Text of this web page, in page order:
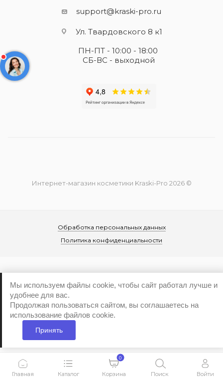
support@kraski-pro.ru
Ул. Твардовского 8 к1
ПН-ПТ - 10:00 - 18:00
СБ-ВС - выходной
Интернет-магазин косметики Kraski-Pro 2026 ©
Обработка персональных данных
Политика конфиденциальности
Мы используем файлы cookie, чтобы сайт работал лучше и
удобнее для вас.
Продолжая пользоваться сайтом, вы соглашаетесь на
использование файлов cookie.
Принять
Главная Каталог
0
Корзина Поиск Войти